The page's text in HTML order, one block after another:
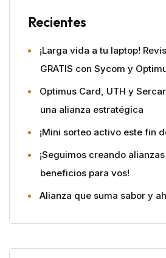
Recientes
¡Larga vida a tu laptop!
GRATIS con Sycom y
Optimus Card, UTH y
una alianza estratégica
¡Mini sorteo activo este fin
¡Seguimos creando
beneficios para vos!
Alianza que suma sabor y